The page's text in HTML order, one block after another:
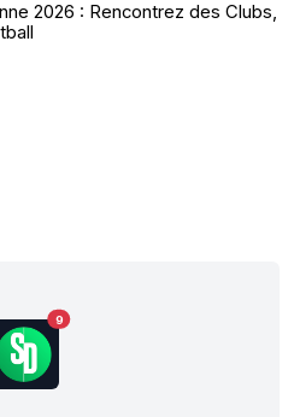
2026 : Rencontrez des Clubs,
9